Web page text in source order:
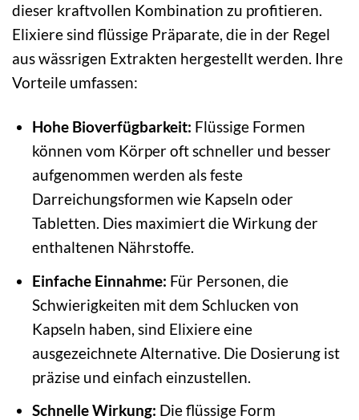
dieser kraftvollen Kombination zu profitieren.
Elixiere sind flüssige Präparate, die in der Regel
aus wässrigen Extrakten hergestellt werden. Ihre
Vorteile umfassen:
Hohe Bioverfügbarkeit: Flüssige Formen
können vom Körper oft schneller und besser
aufgenommen werden als feste
Darreichungsformen wie Kapseln oder
Tabletten. Dies maximiert die Wirkung der
enthaltenen Nährstoffe.
Einfache Einnahme: Für Personen, die
Schwierigkeiten mit dem Schlucken von
Kapseln haben, sind Elixiere eine
ausgezeichnete Alternative. Die Dosierung ist
präzise und einfach einzustellen.
Schnelle Wirkung: Die flüssige Form